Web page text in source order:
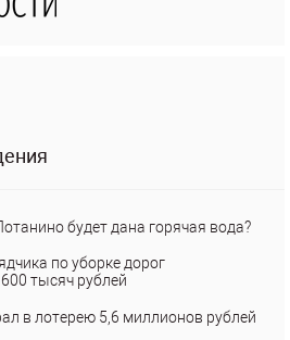
будет дана горячая вода?
по уборке дорог
тысяч рублей
в лотерею 5,6 миллионов рублей